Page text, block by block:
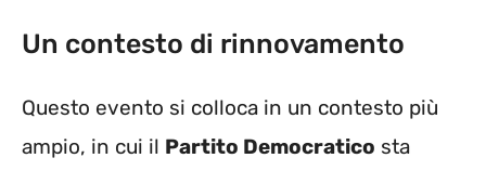
Un contesto di rinnovamento
Questo evento si colloca in un contesto più
ampio, in cui il Partito Democratico sta